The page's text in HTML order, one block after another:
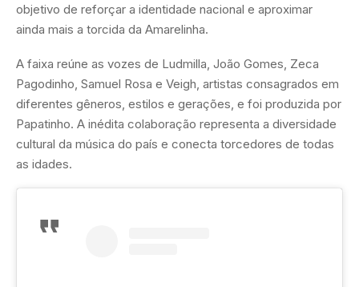
objetivo de reforçar a identidade nacional e aproximar
ainda mais a torcida da Amarelinha.
A faixa reúne as vozes de Ludmilla, João Gomes, Zeca
Pagodinho, Samuel Rosa e Veigh, artistas consagrados em
diferentes gêneros, estilos e gerações, e foi produzida por
Papatinho. A inédita colaboração representa a diversidade
cultural da música do país e conecta torcedores de todas
as idades.